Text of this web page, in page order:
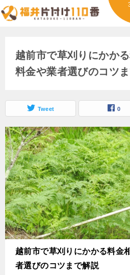
越前市で草刈りにかか
料金や業者選びのコツ
Tweet 0
越前市で草刈りにかかる料金
者選びのコツまで解説